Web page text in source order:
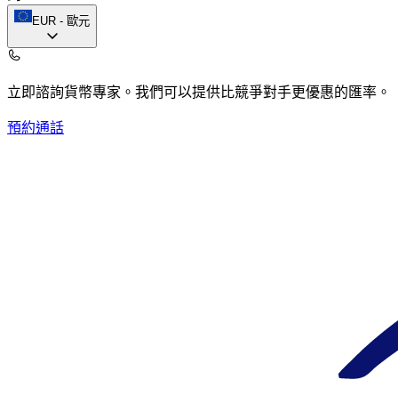
EUR - 歐元
立即諮詢貨幣專家。 我們可以提供比競爭對手更優惠的匯率。
預約通話